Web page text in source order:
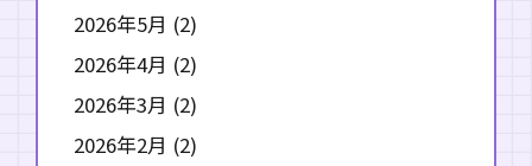
2026年5月 (2)
2026年4月 (2)
2026年3月 (2)
2026年2月 (2)